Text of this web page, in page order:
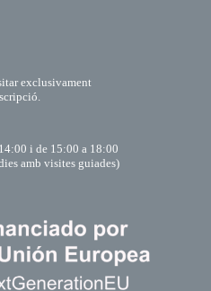
exclusivament
i de 15:00 a 18:00
amb visites guiades)